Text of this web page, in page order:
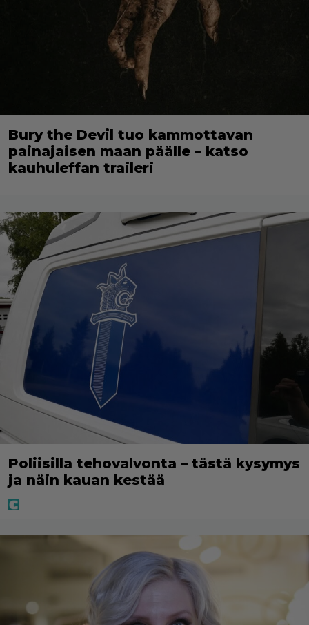
Bury the Devil tuo kammottavan
painajaisen maan päälle – katso
kauhuleffan traileri
Poliisilla tehovalvonta – tästä kysymys
ja näin kauan kestää